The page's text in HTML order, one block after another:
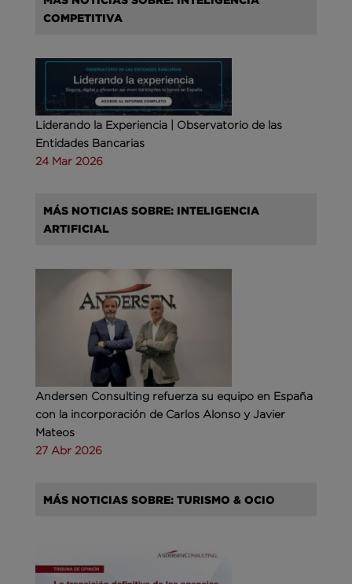
COMPETITIVA
Liderando la Experiencia | Observatorio de las
Entidades Bancarias
24 Mar 2026
MÁS NOTICIAS SOBRE: INTELIGENCIA
ARTIFICIAL
Andersen Consulting refuerza su equipo en España
con la incorporación de Carlos Alonso y Javier
Mateos
27 Abr 2026
MÁS NOTICIAS SOBRE: TURISMO & OCIO